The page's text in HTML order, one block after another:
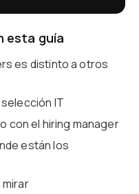
esta guía
es distinto a otros
IT
con el hiring manager
están los